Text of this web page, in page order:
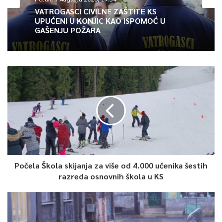
manje sirove nafte ili prirodnog gasa imale “važan uticaj na
globalnu ekonomiju”, javlja BBC.
0
Article Rating
VATROGASCI CIVILNE ZAŠTITE KS
UPUĆENI U KONJIC KAO ISPOMOĆ U
GAŠENJU POŽARA
Počela Škola skijanja za više od 4.000 učenika šestih
razreda osnovnih škola u KS